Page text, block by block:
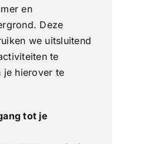
en
Deze
we uitsluitend
te
je hierover te
tot je